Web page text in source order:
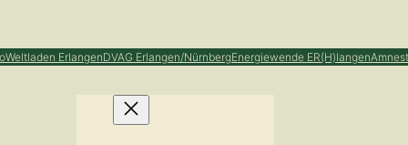
Weltladen ErlangenDVAG Erlangen/NürnbergEnergiewende ER(H)langen